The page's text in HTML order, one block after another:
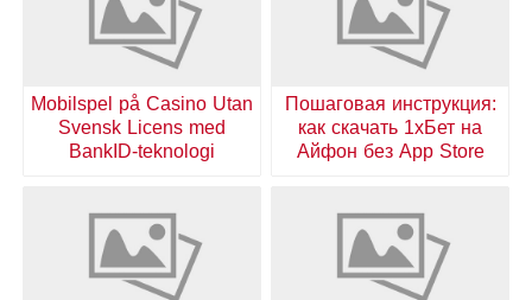
Пошаговая инструкция:
как скачать 1хБет на
Айфон без App Store
Mobilspel på Casino Utan
Svensk Licens med
BankID-teknologi